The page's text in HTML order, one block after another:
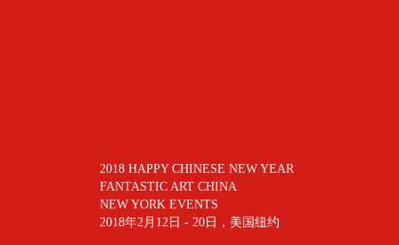
2018 HAPPY CHINESE NEW YEAR
FANTASTIC ART CHINA
NEW YORK EVENTS
2018年2月12日 - 20日，美国纽约